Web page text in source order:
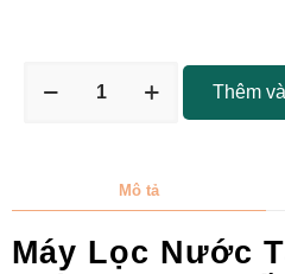
Thêm
Mô tả
Máy Lọc Nước